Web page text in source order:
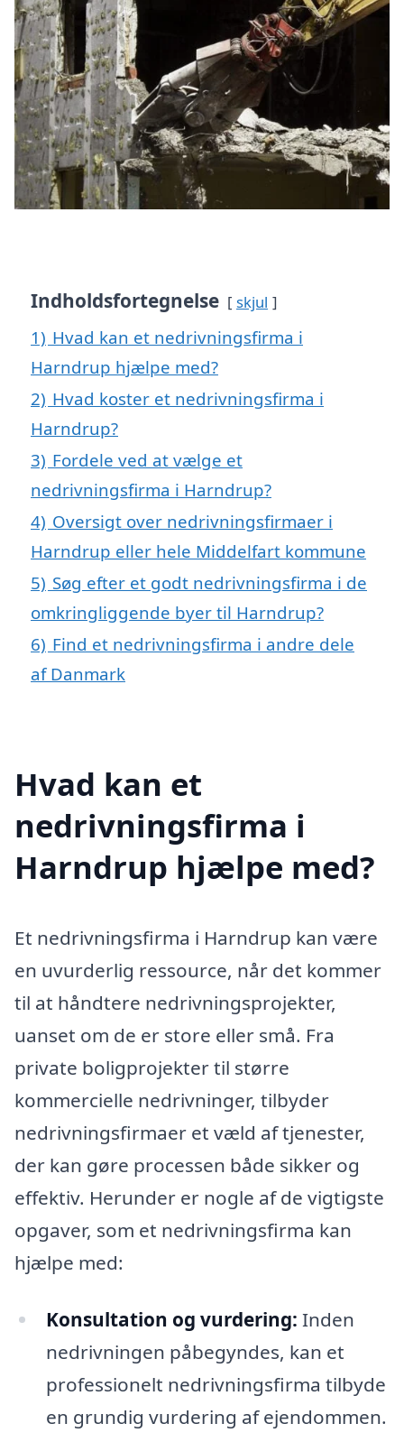
Indholdsfortegnelse skjul
1) Hvad kan et nedrivningsfirma i
Harndrup hjælpe med?
2) Hvad koster et nedrivningsfirma i
Harndrup?
3) Fordele ved at vælge et
nedrivningsfirma i Harndrup?
4) Oversigt over nedrivningsfirmaer i
Harndrup eller hele Middelfart kommune
5) Søg efter et godt nedrivningsfirma i de
omkringliggende byer til Harndrup?
6) Find et nedrivningsfirma i andre dele
af Danmark
Hvad kan et
nedrivningsfirma i
Harndrup hjælpe med?
Et nedrivningsfirma i Harndrup kan være
en uvurderlig ressource, når det kommer
til at håndtere nedrivningsprojekter,
uanset om de er store eller små. Fra
private boligprojekter til større
kommercielle nedrivninger, tilbyder
nedrivningsfirmaer et væld af tjenester,
der kan gøre processen både sikker og
effektiv. Herunder er nogle af de vigtigste
opgaver, som et nedrivningsfirma kan
hjælpe med:
Konsultation og vurdering: Inden
nedrivningen påbegyndes, kan et
professionelt nedrivningsfirma tilbyde
en grundig vurdering af ejendommen.